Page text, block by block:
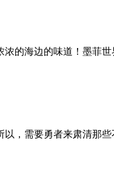
的海边的味道！墨菲
，需要勇者来肃清那些